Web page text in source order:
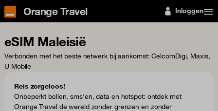
Orange Travel Inloggen
eSIM Maleisië
Verbonden met het beste netwerk bij aankomst: CelcomDigi, Maxis,
U Mobile
Reis zorgeloos!
Onbeperkt bellen, sms'en, data en hotspot: ontdek met
Orange Travel de wereld zonder grenzen en zonder